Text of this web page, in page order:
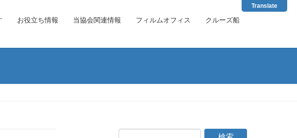
お役立ち情報 当協会関連情報 フィルムオフィス クルーズ船
Translate